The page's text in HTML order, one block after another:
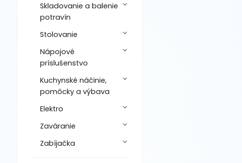
Skladovanie a balenie
potravín
Stolovanie
Nápojové
príslušenstvo
Kuchynské náčinie,
pomôcky a výbava
Elektro
Zaváranie
Zabíjačka